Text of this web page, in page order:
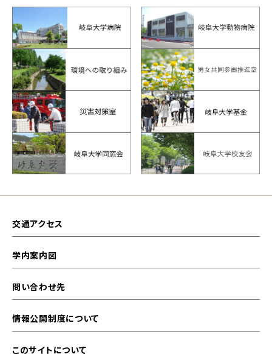
交通アクセス
学内案内図
問い合わせ先
情報公開制度について
このサイトについて